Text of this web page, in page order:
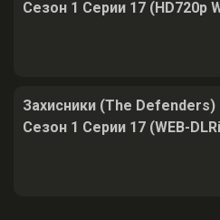
Сезон 1 Серии 17 (HD720p
Захисники (The Defenders)
Сезон 1 Серии 17 (WEB-